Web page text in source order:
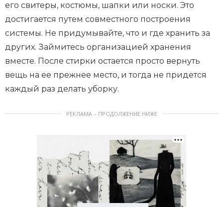
его свитеры, костюмы, шапки или носки. Это
достигается путем совместного построения
системы. Не придумывайте, что и где хранить за
других. Займитесь организацией хранения
вместе. После стирки остается просто вернуть
вещь на ее прежнее место, и тогда не придется
каждый раз делать уборку.
РЕКЛАМА – ПРОДОЛЖЕНИЕ НИЖЕ